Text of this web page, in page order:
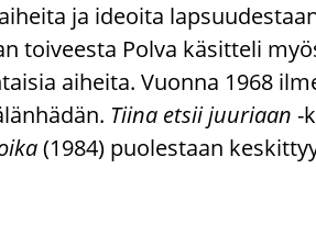
ja ideoi­ta
toi­vees­ta Polva kä­sit­te­li
ai­hei­ta. Vuon­na 1968
Tiina etsii juu­ri­aan -​
(1984) puo­les­taan